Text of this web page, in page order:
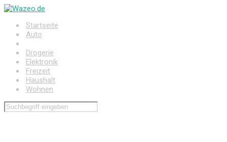
Zum
springenStartseite
Auto
Drogerie
Elektronik
Freizeit
Haushalt
Wohnen